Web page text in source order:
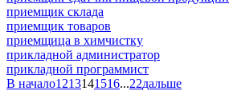
приемщик склада
приемщик товаров
приемщица в химчистку
прикладной администратор
прикладной программист
В начало1213141516...22дальше